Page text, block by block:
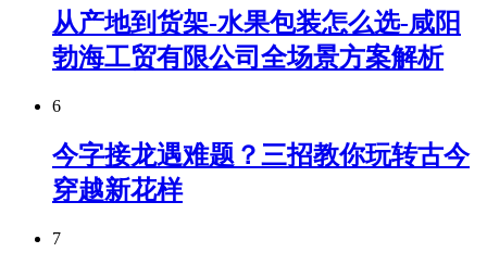
从产地到货架-水果包装怎么选-咸阳
勃海工贸有限公司全场景方案解析
6
今字接龙遇难题？三招教你玩转古今
穿越新花样
7